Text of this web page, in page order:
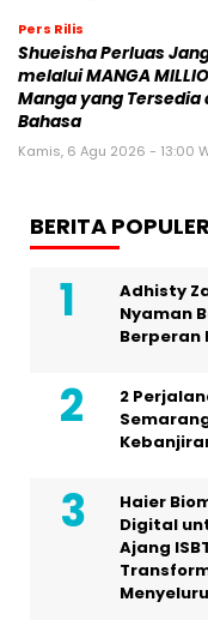
Pers Rilis
Shueisha Perluas
melalui MANGA
Manga yang Tersedia
Bahasa
Kamis, 6 Agu 2026 - 13:00
BERITA POPULER
Adhisty
Nyaman
Berperan
2
Haier
Digital
Ajang